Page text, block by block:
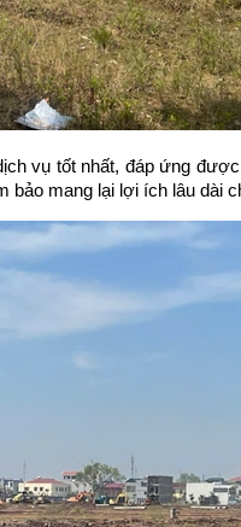
vụ tốt nhất, đáp ứng
mang lại lợi ích lâu dài